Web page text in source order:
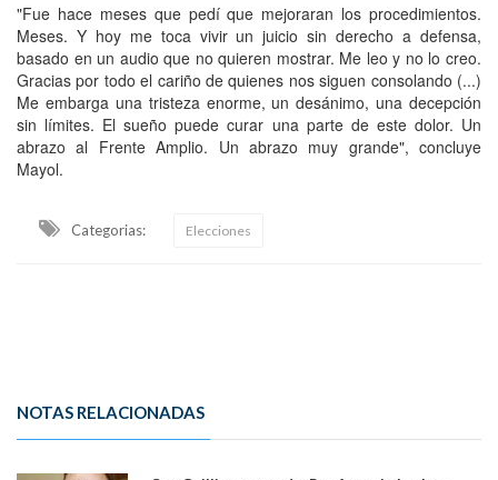
"Fue hace meses que pedí que mejoraran los procedimientos.
Meses. Y hoy me toca vivir un juicio sin derecho a defensa,
basado en un audio que no quieren mostrar. Me leo y no lo creo.
Gracias por todo el cariño de quienes nos siguen consolando (...)
Me embarga una tristeza enorme, un desánimo, una decepción
sin límites. El sueño puede curar una parte de este dolor. Un
abrazo al Frente Amplio. Un abrazo muy grande", concluye
Mayol.
Categorias: Elecciones
NOTAS RELACIONADAS